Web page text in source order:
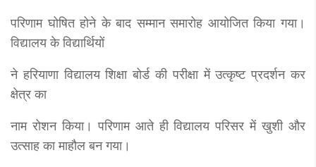
परिणाम घोषित होने के बाद सम्मान समारोह आयोजित किया गया।
विद्यालय के विद्यार्थियों
ने हरियाणा विद्यालय शिक्षा बोर्ड की परीक्षा में उत्कृष्ट प्रदर्शन कर
क्षेत्र का
नाम रोशन किया। परिणाम आते ही विद्यालय परिसर में खुशी और
उत्साह का माहौल बन गया।